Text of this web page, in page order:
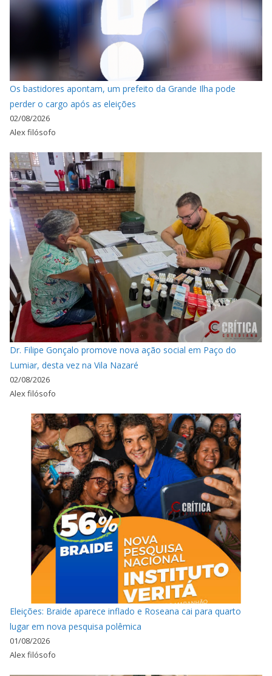
Os bastidores apontam, um prefeito da Grande Ilha pode
perder o cargo após as eleições
02/08/2026
Alex filósofo
Dr. Filipe Gonçalo promove nova ação social em Paço do
Lumiar, desta vez na Vila Nazaré
02/08/2026
Alex filósofo
Eleições: Braide aparece inflado e Roseana cai para quarto
lugar em nova pesquisa polêmica
01/08/2026
Alex filósofo